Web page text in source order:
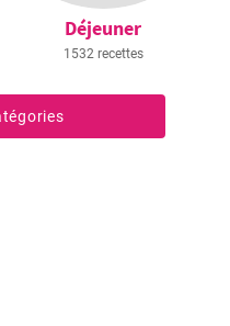
Déjeuner
1532 recettes